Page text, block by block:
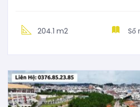
204.1 m2 Sổ